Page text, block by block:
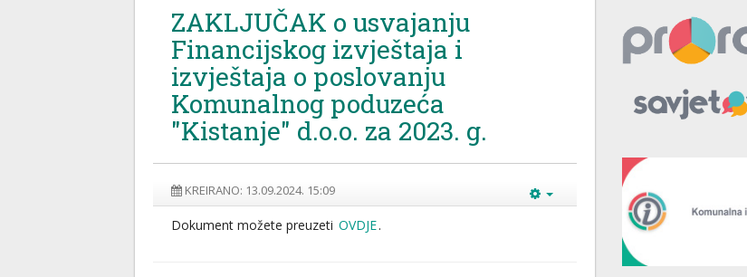
ZAKLJUČAK o usvajanju
Financijskog izvještaja i
izvještaja o poslovanju
Komunalnog poduzeća
"Kistanje" d.o.o. za 2023. g.
KREIRANO: 13.09.2024. 15:09
Dokument možete preuzeti OVDJE.